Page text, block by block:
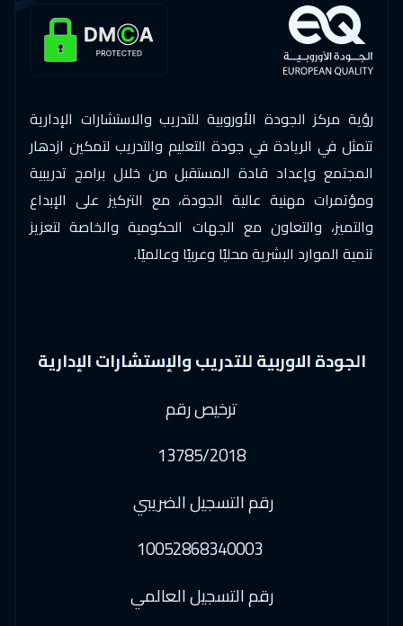
رؤية مركز الجودة الأوروبية للتدريب والاستشارات الإدارية
تتمثل في الريادة في جودة التعليم والتدريب لتمكين ازدهار
المجتمع وإعداد قادة المستقبل من خلال برامج تدريبية
ومؤتمرات مهنية عالية الجودة، مع التركيز على الإبداع
والتميز، والتعاون مع الجهات الحكومية والخاصة لتعزيز
تنمية الموارد البشرية محليًا وعربيًا وعالميًا.
الجودة الاوربية للتدريب والإستشارات الإدارية
ترخيص رقم
13785/2018
رقم التسجيل الضريبي
رقم التسجيل العالمي